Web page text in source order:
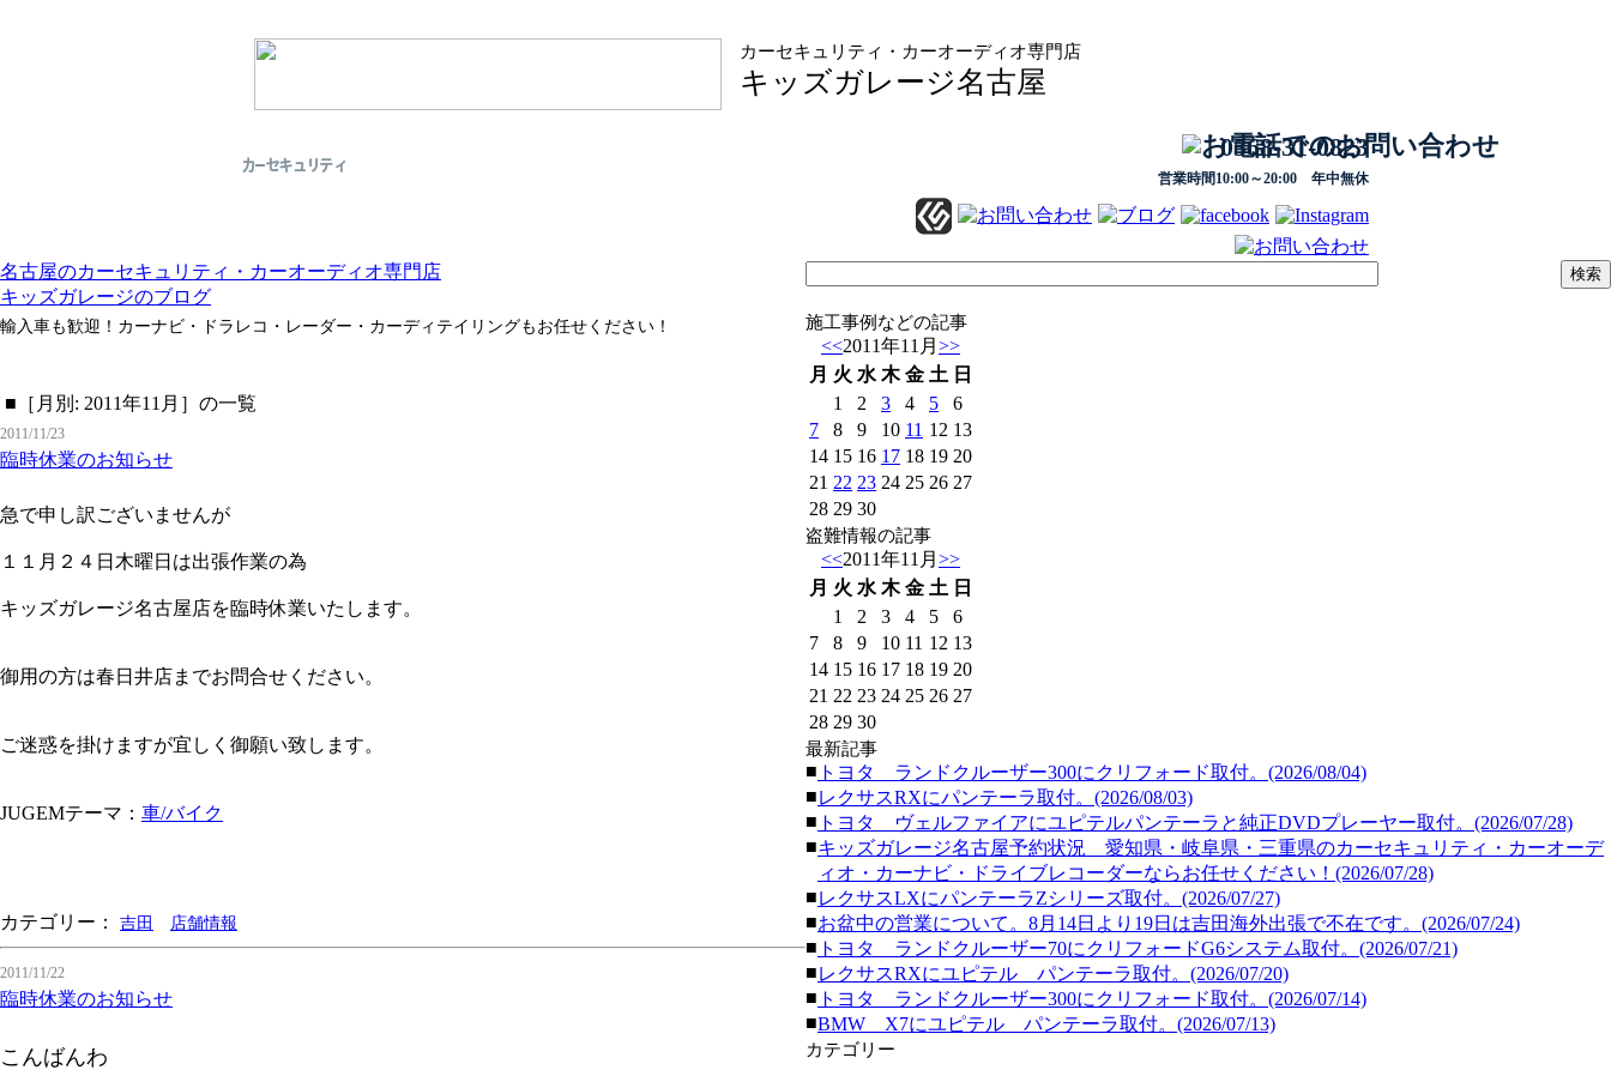
カーセキュリティ・カーオーディオ専門店
キッズガレージ名古屋
0568-31-0823
営業時間10:00～20:00 年中無休
名古屋のカーセキュリティ・カーオーディオ専門店
キッズガレージのブログ
輸入車も歓迎！カーナビ・ドラレコ・レーダー・カーディテイリングもお任せください！
■［月別: 2011年11月］の一覧
2011/11/23
臨時休業のお知らせ
急で申し訳ございませんが
１１月２４日木曜日は出張作業の為
キッズガレージ名古屋店を臨時休業いたします。
御用の方は春日井店までお問合せください。
ご迷惑を掛けますが宜しく御願い致します。
JUGEMテーマ： 車/バイク
カテゴリー： 吉田 店舗情報
2011/11/22
臨時休業のお知らせ
こんばんわ
施工事例などの記事
<<2011年11月 >>
月 火 水 木 金 土 日
1
2 3 4 5
6
7
8 9 10 11 12 13
14 15 16 17 18 19 20
21 22 23 24 25 26 27
28 29 30
盗難情報の記事
<<2011年11月 >>
月 火 水 木 金 土 日
1
2 3 4 5
6
7
8 9 10 11 12 13
14 15 16 17 18 19 20
21 22 23 24 25 26 27
28 29 30
最新記事
■ トヨタ ランドクルーザー300にクリフォード取付。(2026/08/04)
■レクサスRXにパンテーラ取付。(2026/08/03)
■ トヨタ ヴェルファイアにユピテルパンテーラと純正DVDプレーヤー取付。(2026/07/28)
■キッズガレージ名古屋予約状況 愛知県・岐阜県・三重県のカーセキュリティ・カーオーデ
ィオ・カーナビ・ドライブレコーダーならお任せください！(2026/07/28)
■レクサスLXにパンテーラZシリーズ取付。(2026/07/27)
■お盆中の営業について。8月14日より19日は吉田海外出張で不在です。(2026/07/24)
■ トヨタ ランドクルーザー70にクリフォードG6システム取付。(2026/07/21)
■レクサスRXにユピテル パンテーラ取付。(2026/07/20)
■ トヨタ ランドクルーザー300にクリフォード取付。(2026/07/14)
■BMW X7にユピテル パンテーラ取付。(2026/07/13)
カテゴリー